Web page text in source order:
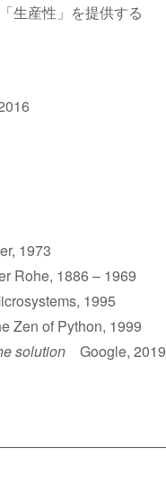
生産性」を提供する
1973
Rohe, 1886 – 1969
1995
of Python, 1999
solutionGoogle, 2019